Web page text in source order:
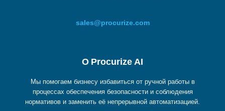
sales@procurize.com
О Procurize AI
Мы помогаем бизнесу избавиться от ручной работы в
процессах обеспечения безопасности и соблюдения
нормативов и заменить её непрерывной автоматизацией.